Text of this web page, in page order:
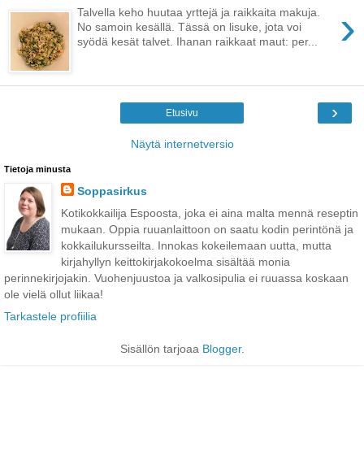
›
Talvella keho huutaa yrttejä ja raikkaita makuja.
No samoin kesällä. Tässä on lisuke, jota voi
syödä kesät talvet. Ihanan raikkaat maut: per...
›
Etusivu
Näytä internetversio
Tietoja minusta
Soppasirkus
Kotikokkailija Espoosta, joka ei aina malta mennä reseptin
mukaan. Oppia ruuanlaittoon on saatu kodin perintönä ja
kokkailukursseilta. Innokas kokeilemaan uutta, mutta
kirjahyllyn keittokirjakokoelma sisältää monia
perinnekirjojakin. Vuohenjuustoa ja valkosipulia ei ruuassa koskaan
ole vielä ollut liikaa!
Tarkastele profiilia
Sisällön tarjoaa Blogger.